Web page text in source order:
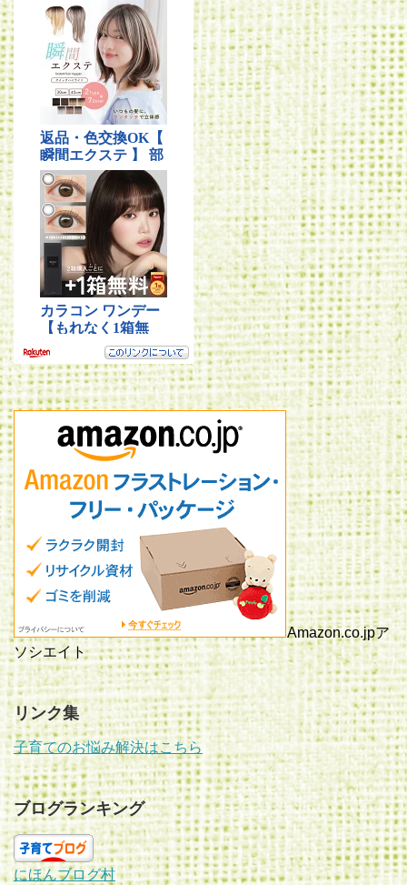
Amazon.co.jpア
ソシエイト
リンク集
子育てのお悩み解決はこちら
ブログランキング
にほんブログ村